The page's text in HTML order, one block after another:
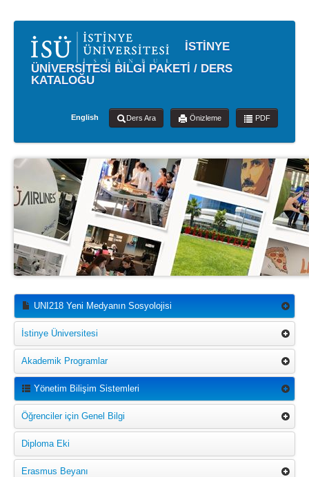
İSTİNYE
ÜNİVERSİTESİ BİLGİ PAKETİ / DERS
KATALOĞU
English Ders Ara Önizleme PDF
UNI218 Yeni Medyanın Sosyolojisi
İstinye Üniversitesi
Akademik Programlar
Yönetim Bilişim Sistemleri
Öğrenciler için Genel Bilgi
Diploma Eki
Erasmus Beyanı